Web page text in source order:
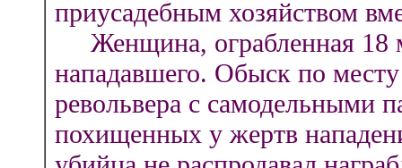
приусадебным хозяйством
Женщина, ограбленная 18
нападавшего. Обыск по
револьвера с самодельными
похищенных у жертв